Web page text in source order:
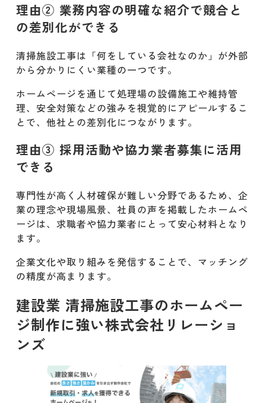
事例② 三進工業株式会社
事例④ 株式会社SENYO
事例⑤ 明和工業株式会社
建設業 清掃施設工事のホームページ制
ポイント② 官公庁・自治体向けに信
頼を感じさせるデザイン
活用できる構成
制作する時に掲載すべき内容
会社概要と保有資格・認証の明示
ト）
サービス内容と対応業務
理由② 業務内容の明確な紹介で競合と
の差別化ができる
清掃施設工事は「何をしている会社なのか」が外部
から分かりにくい業種の一つです。
ホームページを通じて処理場の設備施工や維持管
理、安全対策などの強みを視覚的にアピールするこ
とで、他社との差別化につながります。
理由③ 採用活動や協力業者募集に活用
できる
専門性が高く人材確保が難しい分野であるため、企
業の理念や現場風景、社員の声を掲載したホームペ
ージは、求職者や協力業者にとって安心材料となり
ます。
企業文化や取り組みを発信することで、マッチング
の精度が高まります。
建設業 清掃施設工事のホームペー
ジ制作に強い株式会社リレーショ
ンズ